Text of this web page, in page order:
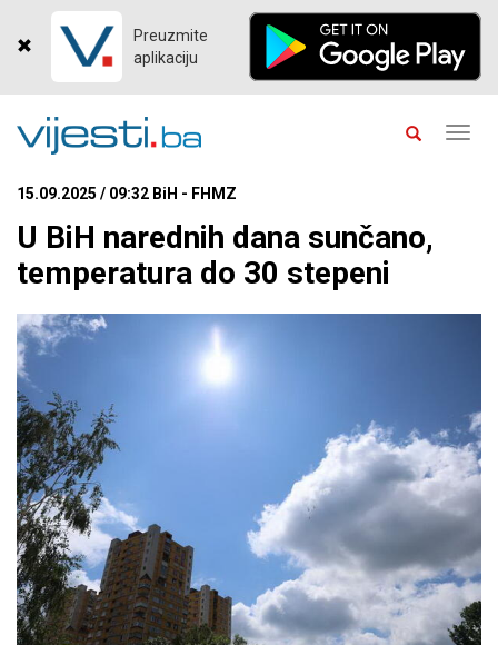
Preuzmite
aplikaciju
15.09.2025 / 09:32 BiH - FHMZ
U BiH narednih dana sunčano,
temperatura do 30 stepeni